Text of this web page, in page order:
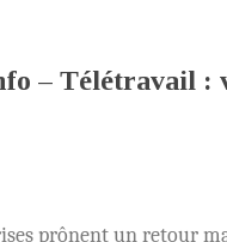
– Télétravail :
prônent un retour